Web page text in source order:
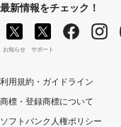
最新情報をチェック！
お知らせ サポート
利用規約・ガイドライン
商標・登録商標について
ソフトバンク人権ポリシー